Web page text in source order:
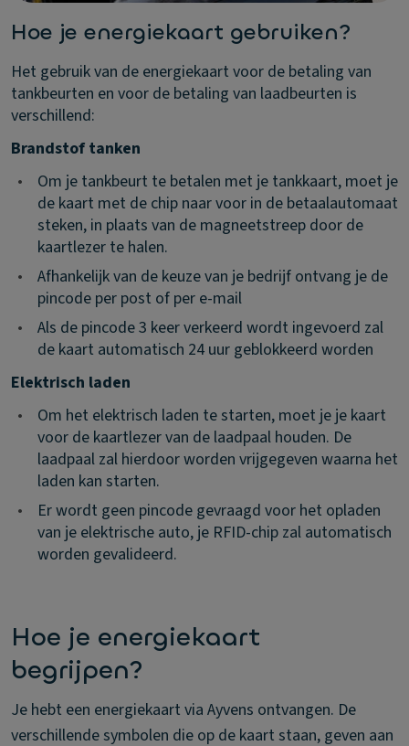
Hoe je energiekaart gebruiken?
Het gebruik van de energiekaart voor de betaling van
tankbeurten en voor de betaling van laadbeurten is
verschillend:
Brandstof tanken
•
Om je tankbeurt te betalen met je tankkaart, moet je
de kaart met de chip naar voor in de betaalautomaat
steken, in plaats van de magneetstreep door de
kaartlezer te halen.
•
Afhankelijk van de keuze van je bedrijf ontvang je de
pincode per post of per e-mail
•
Als de pincode 3 keer verkeerd wordt ingevoerd zal
de kaart automatisch 24 uur geblokkeerd worden
Elektrisch laden
•
Om het elektrisch laden te starten, moet je je kaart
voor de kaartlezer van de laadpaal houden. De
laadpaal zal hierdoor worden vrijgegeven waarna het
laden kan starten.
•
Er wordt geen pincode gevraagd voor het opladen
van je elektrische auto, je RFID-chip zal automatisch
worden gevalideerd.
Hoe je energiekaart
begrijpen?
Je hebt een energiekaart via Ayvens ontvangen. De
verschillende symbolen die op de kaart staan, geven aan